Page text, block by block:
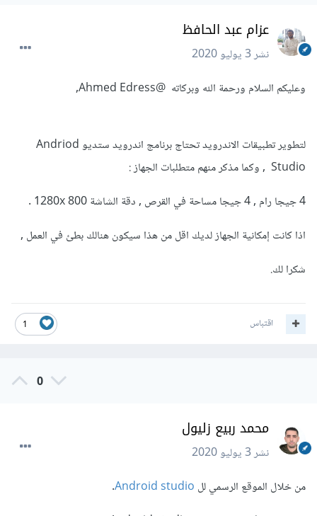
عزام عبد الحافظ
نشر3 يوليو 2020
وعليكم السلام ورحمة الله وبركاته @Ahmed Edress
,
لتطوير تطبيقات الاندرويد تحتاج برنامج اندرويد ستديو Andriod
Studio , وكما مذكر منهم متطلبات الجهاز :
4 جيجا رام , 4 جيجا مساحة في القرص , دقة الشاشة 1280x 800 .
اذا كانت إمكانية الجهاز لديك اقل من هذا سيكون هنالك بطئ في العمل ,
شكرا لك.
1 اقتباس
0
محمد ربيع زليول
نشر3 يوليو 2020
من خلال الموقع الرسمي لل Android studio
.